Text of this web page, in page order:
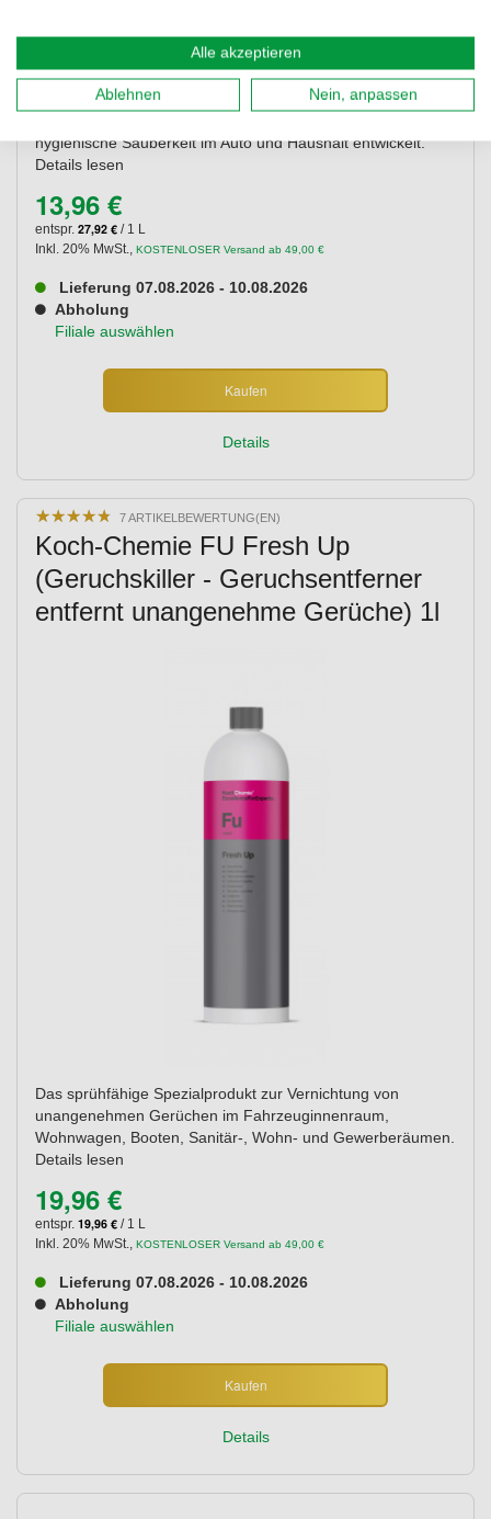
hygienische Sauberkeit im Auto und Haushalt entwickelt.
Details lesen
13,96 €
entspr. 27,92 € / 1 L
Inkl. 20% MwSt.
KOSTENLOSER Versand ab 49,00 €
Lieferung 07.08.2026 - 10.08.2026
Abholung
Filiale auswählen
Kaufen
Details
★★★★★
★★★★★ 7 ARTIKELBEWERTUNG(EN)
Koch-Chemie FU Fresh Up
(Geruchskiller - Geruchsentferner
entfernt unangenehme Gerüche) 1l
Das sprühfähige Spezialprodukt zur Vernichtung von
unangenehmen Gerüchen im Fahrzeuginnenraum,
Wohnwagen, Booten, Sanitär-, Wohn- und Gewerberäumen.
Details lesen
19,96 €
entspr. 19,96 € / 1 L
Inkl. 20% MwSt.
KOSTENLOSER Versand ab 49,00 €
Lieferung 07.08.2026 - 10.08.2026
Abholung
Filiale auswählen
Kaufen
Details
Alle akzeptieren
Ablehnen Nein, anpassen